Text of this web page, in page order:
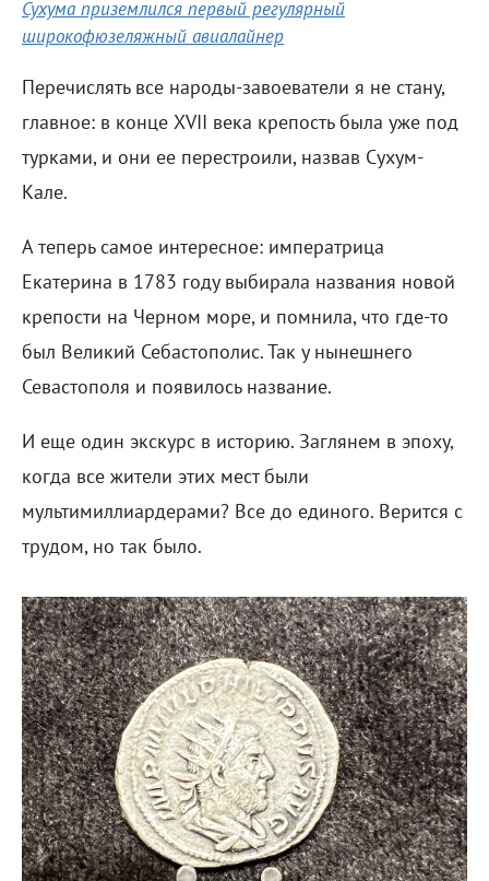
Сухума приземлился первый регулярный
широкофюзеляжный авиалайнер
Перечислять все народы-завоеватели я не стану,
главное: в конце XVII века крепость была уже под
турками, и они ее перестроили, назвав Сухум-
Кале.
А теперь самое интересное: императрица
Екатерина в 1783 году выбирала названия новой
крепости на Черном море, и помнила, что где-то
был Великий Себастополис. Так у нынешнего
Севастополя и появилось название.
И еще один экскурс в историю. Заглянем в эпоху,
когда все жители этих мест были
мультимиллиардерами? Все до единого. Верится с
трудом, но так было.